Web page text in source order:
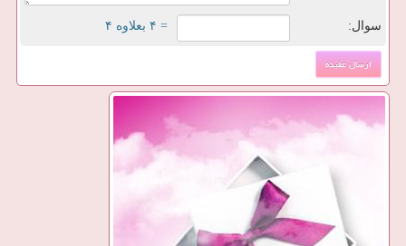
سوال: = ۴ بعلاوه ۴